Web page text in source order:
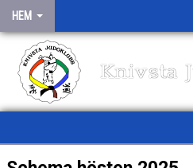
HEM
Knivsta
HEM